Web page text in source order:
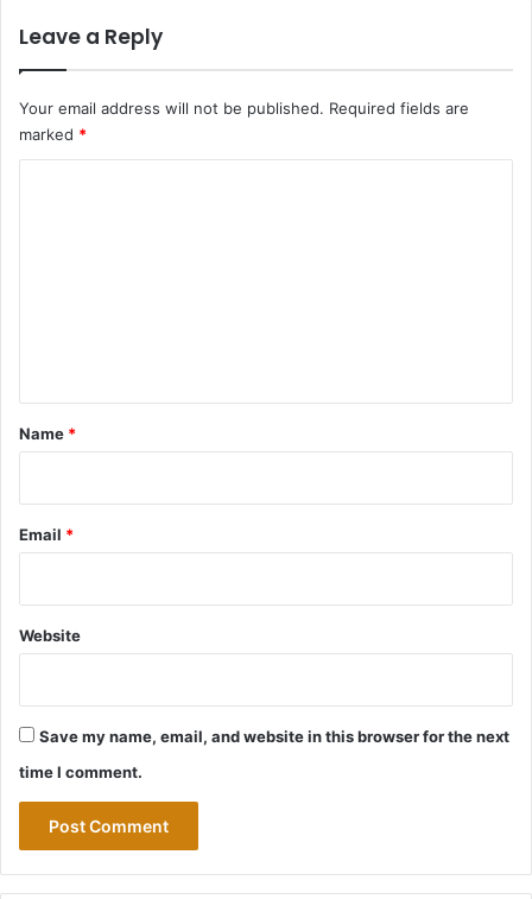
Leave a Reply
Your email address will not be published. Required fields are
marked *
*
Name *
Email *
Website
Save my name, email, and website in this browser for the next
time I comment.